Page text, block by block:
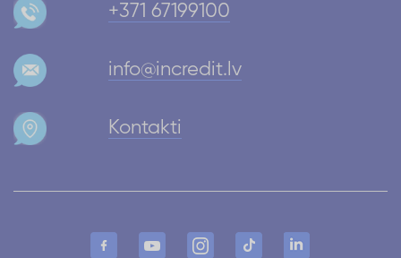
+371 67199100
info@incredit.lv
Kontakti